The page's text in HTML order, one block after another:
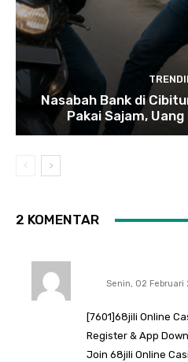
Nasabah Bank di
Pakai Sajam,
2 KOMENTAR
Senin, 02 Februari
[7601]68jili Online
Register & App
Join 68jili Online